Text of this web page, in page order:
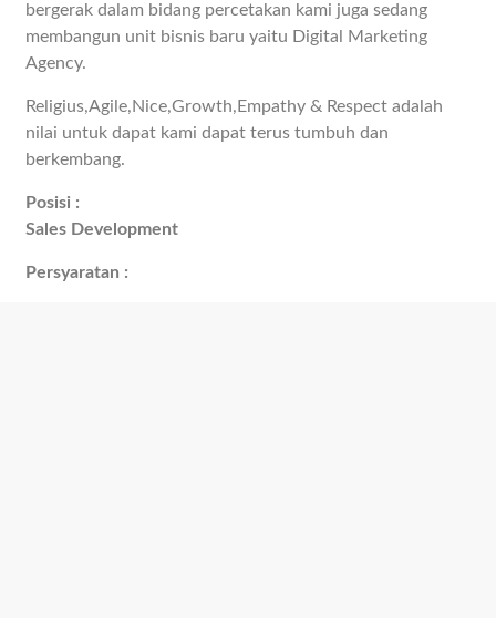
bergerak dalam bidang percetakan kami juga sedang
membangun unit bisnis baru yaitu Digital Marketing
Agency.
Religius,Agile,Nice,Growth,Empathy & Respect adalah
nilai untuk dapat kami dapat terus tumbuh dan
berkembang.
Posisi :
Sales Development
Persyaratan :